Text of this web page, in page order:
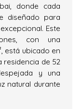
donde cada
diseñado para
Este
con una
está ubicado en
de 52
y una
natural durante